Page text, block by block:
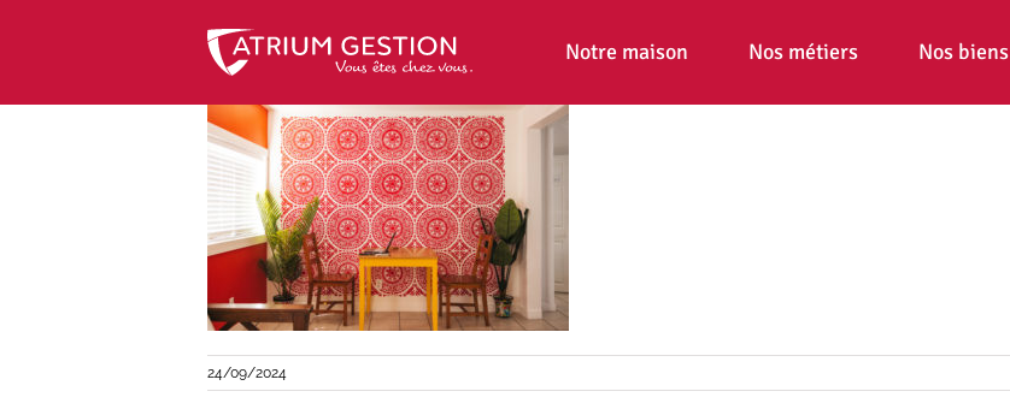
Notre maison Nos métiers Nos biens
24/09/2024